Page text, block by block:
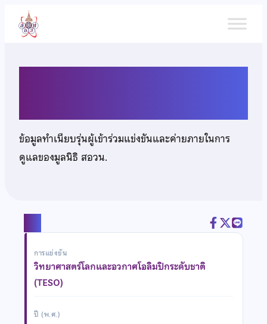
เนื้อหา
ข้อมูลทำเนียบรุ่นผู้เข้าร่วมแข่งขันและค่ายภายในการ
ดูแลของมูลนิธิ สอวน.
การแข่งขัน
วิทยาศาสตร์โลกและอวกาศโอลิมปิกระดับชาติ
(TESO)
ปี (พ.ศ.)